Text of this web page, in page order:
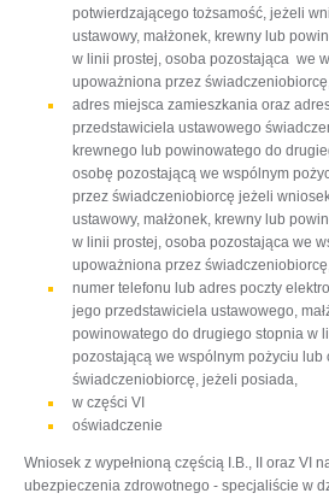
potwierdzającego tożsamość, jeżeli
ustawowy, małżonek, krewny lub
w linii prostej, osoba pozostająca we
upoważniona przez
adres miejsca zamieszkania oraz
przedstawiciela ustawowego
krewnego lub powinowatego do
osobę pozostającą we wspólnym
przez świadczeniobiorcę jeżeli
ustawowy, małżonek, krewny lub
w linii prostej, osoba pozostająca we
upoważniona przez
numer telefonu lub adres poczty
jego przedstawiciela ustawowego,
powinowatego do drugiego stopnia w
pozostającą we wspólnym pożyciu
świadczeniobiorcę, jeżeli posiada,
w części VI
oświadczenie
Wniosek z wypełnioną częścią I.B., II oraz VI
ubezpieczenia zdrowotnego - specjaliście w